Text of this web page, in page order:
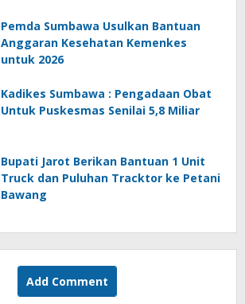
Pemda Sumbawa Usulkan Bantuan
Anggaran Kesehatan Kemenkes
untuk 2026
Kadikes Sumbawa : Pengadaan Obat
Untuk Puskesmas Senilai 5,8 Miliar
Bupati Jarot Berikan Bantuan 1 Unit
Truck dan Puluhan Tracktor ke Petani
Bawang
Add Comment